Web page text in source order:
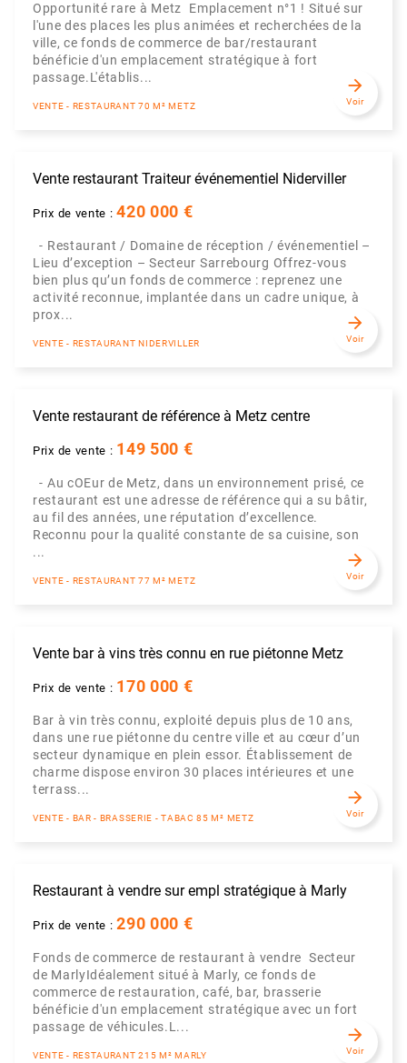
Opportunité rare à Metz  Emplacement n°1 ! Situé sur
l'une des places les plus animées et recherchées de la
ville, ce fonds de commerce de bar/restaurant
bénéficie d'un emplacement stratégique à fort
passage.L'établis...
VENTE - RESTAURANT 70 M² METZ
arrow_forward
Voir
Vente restaurant Traiteur événementiel Niderviller
Prix de vente :420 000 €
- Restaurant / Domaine de réception / événementiel –
Lieu d’exception – Secteur Sarrebourg Offrez-vous
bien plus qu’un fonds de commerce : reprenez une
activité reconnue, implantée dans un cadre unique, à
prox...
VENTE - RESTAURANT NIDERVILLER
arrow_forward
Voir
Vente restaurant de référence à Metz centre
Prix de vente : 149 500 €
- Au cOEur de Metz, dans un environnement prisé, ce
restaurant est une adresse de référence qui a su bâtir,
au fil des années, une réputation d’excellence.
Reconnu pour la qualité constante de sa cuisine, son
...
VENTE - RESTAURANT 77 M² METZ
arrow_forward
Voir
Vente bar à vins très connu en rue piétonne Metz
Prix de vente : 170 000 €
Bar à vin très connu, exploité depuis plus de 10 ans,
dans une rue piétonne du centre ville et au cœur d’un
secteur dynamique en plein essor. Établissement de
charme dispose environ 30 places intérieures et une
terrass...
VENTE - BAR - BRASSERIE - TABAC 85 M² METZ
arrow_forward
Voir
Restaurant à vendre sur empl stratégique à Marly
Prix de vente :290 000 €
Fonds de commerce de restaurant à vendre  Secteur
de MarlyIdéalement situé à Marly, ce fonds de
commerce de restauration, café, bar, brasserie
bénéficie d'un emplacement stratégique avec un fort
passage de véhicules.L...
VENTE - RESTAURANT 215 M² MARLY
arrow_forward
Voir